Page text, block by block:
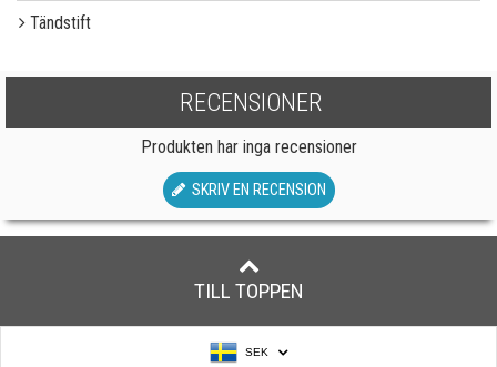
Tändstift
RECENSIONER
Produkten har inga recensioner
SKRIV EN RECENSION
TILL TOPPEN
SEK